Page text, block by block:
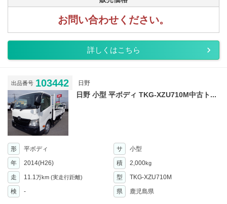
お問い合わせください。
詳しくはこちら
出品番号 103442 日野
日野 小型 平ボディ TKG-XZU710M中古ト...
形 平ボディ サ
小型
年
2014(H26) 積 2,000kg
走 11.1万km (実走行距離) 型
TKG-XZU710M
検
- 県 鹿児島県